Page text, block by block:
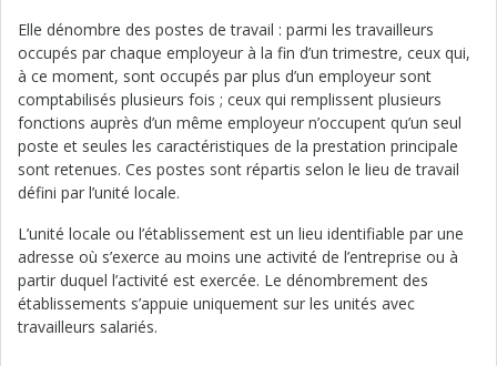
Elle dénombre des postes de travail : parmi les travailleurs
occupés par chaque employeur à la fin d’un trimestre, ceux qui,
à ce moment, sont occupés par plus d’un employeur sont
comptabilisés plusieurs fois ; ceux qui remplissent plusieurs
fonctions auprès d’un même employeur n’occupent qu’un seul
poste et seules les caractéristiques de la prestation principale
sont retenues. Ces postes sont répartis selon le lieu de travail
défini par l’unité locale.
L’unité locale ou l’établissement est un lieu identifiable par une
adresse où s’exerce au moins une activité de l’entreprise ou à
partir duquel l’activité est exercée. Le dénombrement des
établissements s’appuie uniquement sur les unités avec
travailleurs salariés.